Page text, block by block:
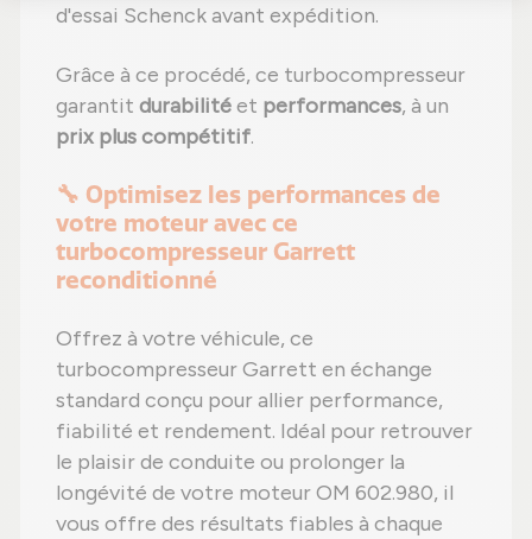
d'essai Schenck avant expédition.
Grâce à ce procédé, ce turbocompresseur
garantit durabilitéet performances, à un
prix plus compétitif.
🔧 Optimisez les performances de
votre moteur avec ce
turbocompresseur Garrett
reconditionné
Offrez à votre véhicule, ce
turbocompresseur Garrett en échange
standard conçu pour allier performance,
fiabilité et rendement. Idéal pour retrouver
le plaisir de conduite ou prolonger la
longévité de votre moteur OM 602.980, il
vous offre des résultats fiables à chaque